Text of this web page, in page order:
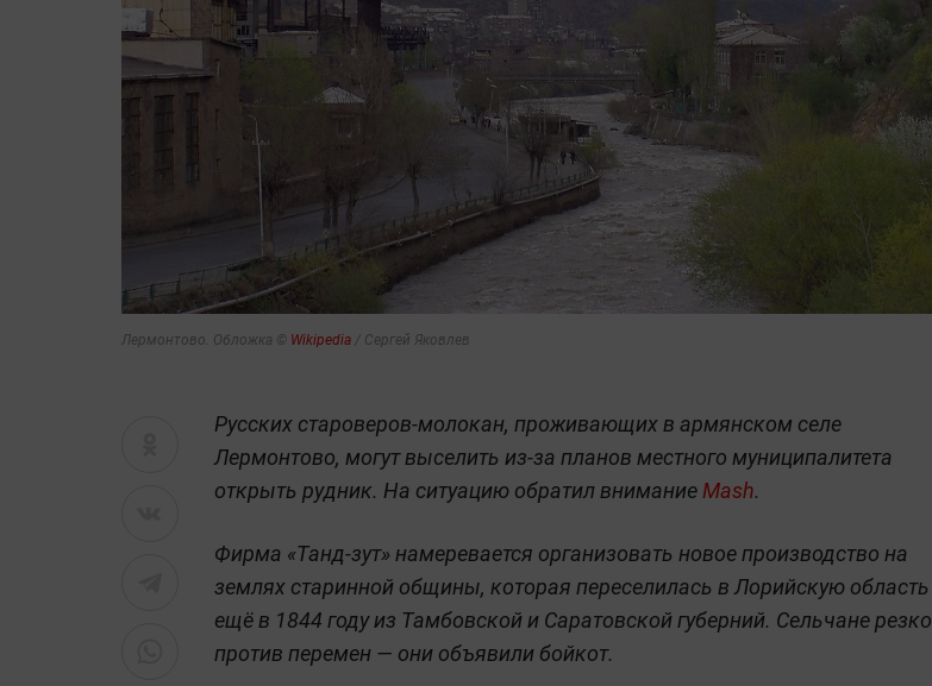
Лермонтово. Обложка © Wikipedia / Сергей Яковлев
Русских староверов-молокан, проживающих в армянском селе
Лермонтово, могут выселить из-за планов местного муниципалитета
открыть рудник. На ситуацию обратил внимание Mash.
Фирма «Танд-зут» намеревается организовать новое производство на
землях старинной общины, которая переселилась в Лорийскую область
ещё в 1844 году из Тамбовской и Саратовской губерний. Сельчане резко
против перемен — они объявили бойкот.